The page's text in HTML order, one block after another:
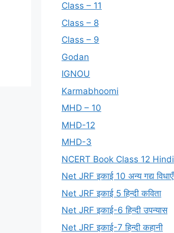
Class – 11
Class – 8
Class – 9
Godan
IGNOU
Karmabhoomi
MHD – 10
MHD-12
MHD-3
NCERT Book Class 12 Hindi
Net JRF इकाई 10 अन्य गद्य विधाएँ
Net JRF इकाई 5 हिन्दी कविता
Net JRF इकाई-6 हिन्दी उपन्यास
Net JRF इकाई-7 हिन्दी कहानी